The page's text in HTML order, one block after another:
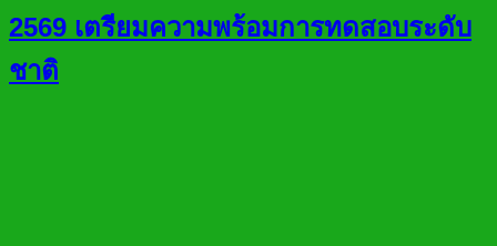
2569 เตรียมความพร้อมการทดสอบระดับ
ชาติ